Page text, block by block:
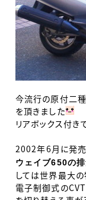
今流行の原付二
を頂きました
リアボックス付き
2002年6月に発
ウェイブ650の
しては世界最大
電子制御式のCVT